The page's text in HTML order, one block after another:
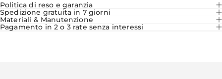
Politica di reso e garanzia
Spedizione gratuita in 7 giorni
Materiali & Manutenzione
Pagamento in 2 o 3 rate senza interessi